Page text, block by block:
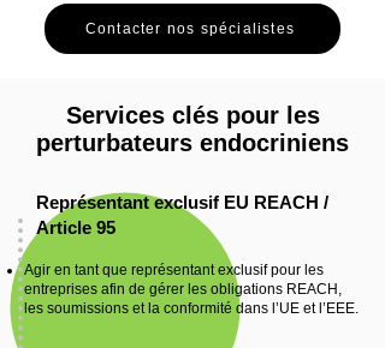
Contacter nos spécialistes
Services clés pour les
perturbateurs endocriniens
Représentant exclusif EU REACH /
Article 95
Agir en tant que représentant exclusif pour les
entreprises afin de gérer les obligations REACH,
les soumissions et la conformité dans l’UE et l’EEE.